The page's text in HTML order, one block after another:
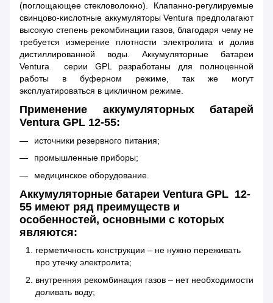
(поглощающее стекловолокно). Клапанно-регулируемые
свинцово-кислотные аккумуляторы Ventura предполагают
высокую степень рекомбинации газов, благодаря чему не
требуется измерение плотности электролита и долив
дистиллированной воды. Аккумуляторные батареи
Ventura серии GPL разработаны для полноценной
работы в буферном режиме, так же могут
эксплуатироваться в цикличном режиме.
Применение аккумуляторных батарей
Ventura GPL 12-55:
источники резервного питания;
промышленные приборы;
медицинское оборудование.
Аккумуляторные батареи Ventura GPL 12-
55 имеют ряд преимуществ и
особенностей, основными с которых
являются:
герметичность конструкции – не нужно переживать
про утечку электролита;
внутренняя рекомбинация газов – нет необходимости
доливать воду;